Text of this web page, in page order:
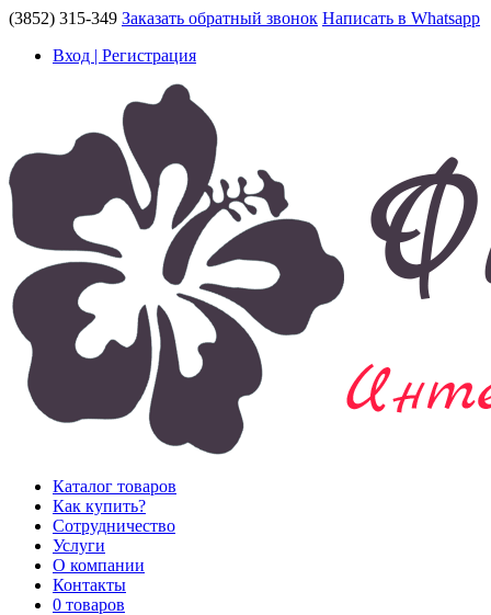
(3852) 315-349 Заказать обратный звонок Написать в Whatsapp
Вход | Регистрация
Каталог товаров
Как купить?
Сотрудничество
Услуги
О компании
Контакты
0 товаров